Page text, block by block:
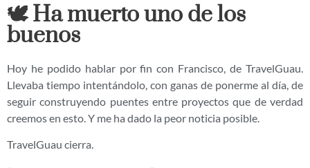
🕊️ Ha muerto uno de los
buenos
Hoy he podido hablar por fin con Francisco, de TravelGuau.
Llevaba tiempo intentándolo, con ganas de ponerme al día, de
seguir construyendo puentes entre proyectos que de verdad
creemos en esto. Y me ha dado la peor noticia posible.
TravelGuau cierra.